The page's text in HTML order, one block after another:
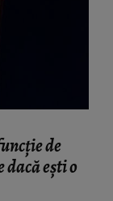
de
ești o